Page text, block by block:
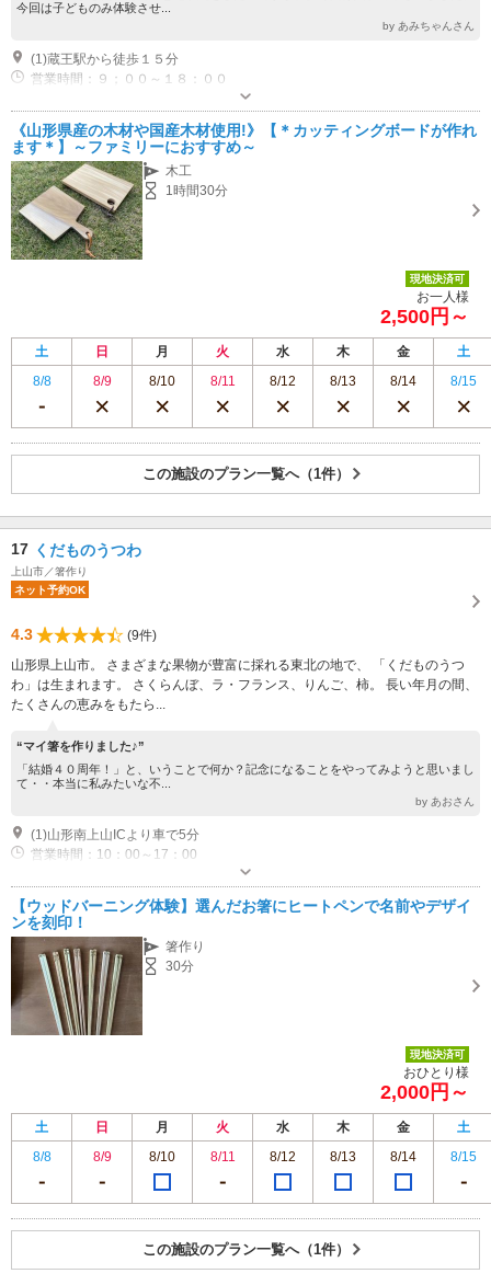
今回は子どものみ体験させ...
by あみちゃんさん
(1)蔵王駅から徒歩１５分
営業時間：９；００～１８：００
《山形県産の木材や国産木材使用!》【＊カッティングボードが作れ
ます＊】～ファミリーにおすすめ～
木工
1時間30分
現地決済可
お一人様
2,500円～
土 日 月 火 水 木 金
土
8/8
8/9 8/10 8/11 8/12 8/13 8/14 8/15
この施設のプラン一覧へ（1件）
17 くだものうつわ
上山市／箸作り
ネット予約OK
4.3
(9件)
山形県上山市。 さまざまな果物が豊富に採れる東北の地で、 「くだものうつ
わ」は生まれます。 さくらんぼ、ラ・フランス、りんご、柿。 長い年月の間、
たくさんの恵みをもたら...
“マイ箸を作りました♪”
「結婚４０周年！」と、いうことで何か？記念になることをやってみようと思いまし
て・・本当に私みたいな不...
by あおさん
(1)山形南上山ICより車で5分
営業時間：10：00～17：00
【ウッドバーニング体験】選んだお箸にヒートペンで名前やデザイ
ンを刻印！
箸作り
30分
現地決済可
おひとり様
2,000円～
土 日 月 火 水 木 金
土
8/8
8/9 8/10 8/11 8/12 8/13 8/14 8/15
この施設のプラン一覧へ（1件）